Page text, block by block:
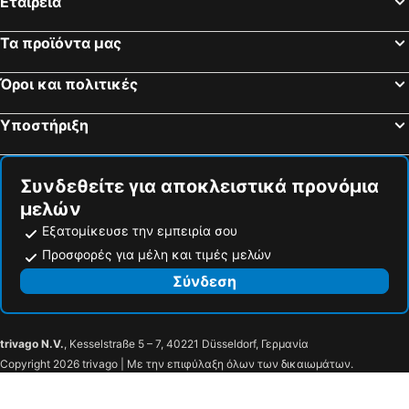
Alfreton, bed and breakfasts
Luddenden Foot, bed and breakfasts
Cromford, bed and breakfasts
Epperstone, bed and breakfasts
Retford, bed and breakfasts
Τα προϊόντα μας
Όροι και πολιτικές
Υποστήριξη
Συνδεθείτε για αποκλειστικά προνόμια
μελών
Εξατομίκευσε την εμπειρία σου
Προσφορές για μέλη και τιμές μελών
Σύνδεση
trivago N.V., Kesselstraße 5 – 7, 40221 Düsseldorf, Γερμανία
Copyright 2026 trivago | Με την επιφύλαξη όλων των δικαιωμάτων.